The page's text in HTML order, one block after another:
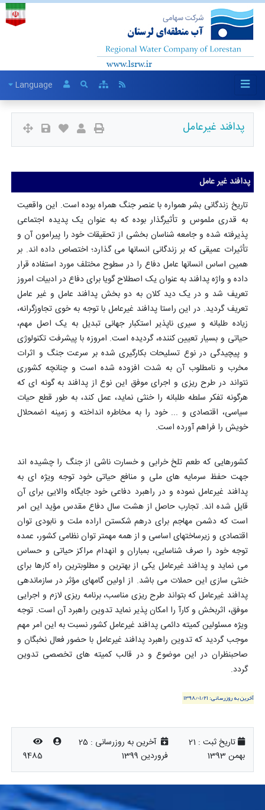
Language
پدافند غیرعامل
پدافند غیر عامل
تاریخ زندگانی بشر همواره با عنصر جنگ همراه بوده است. این واقعیت
به قدری ملموس و تأثیرگذار بوده که به عنوان یک پدیده اجتماعی
پذیرفته شده و جامعه شناسان بخشی از تحقیقات خود را پیرامون آن و
تأثیرات عمیقی که بر زندگانی انسانها می گذارد؛ اختصاص داده اند. بر
همین اساس انسانها عامل دفاع را در سطوح مختلف مورد استفاده قرار
داده و واژه پدافند به عنوان یک اصطلاح گویا برای دفاع در ادبیات امروز
تعریف شد و در یک دید کلان به دو بخش پدافند عامل و غیر عامل
تعریف گردید. در این راستا پدافند غیرعامل با توجه به خوی تجاوزگرانه،
زیاده طلبانه و سیری ناپذیر استکبار جهانی تبدیل به یک اصل مهم،
حیاتی و بسیار تعیین کننده، گردیده است. امروزه با پیشرفت تکنولوژی
و پیچیدگی در نوع تسلیحات بکارگیری شده بر سرعت جنگ و اثرات
مخرب و نامطلوب آن به شدت افزوده شده است و چنانچه کشوری
نتواند در طرح ریزی و اجرای موفق این نوع از پدافند به گونه ای که
هرگونه تفکر سلطه طلبانه را خنثی نماید، عمل کند، به طور قطع حیات
سیاسی، اقتصادی و ... خود را به مخاطره انداخته و زمینه اضمحلال
خویش را فراهم آورده است.
کشورهایی که طعم تلخ خرابی و خسارت ناشی از جنگ را چشیده اند
جهت حفظ سرمایه های ملی و منافع حیاتی خود توجه ویژه ای به
پدافند غیرعامل نموده و در راهبرد دفاعی خود جایگاه والایی برای آن
قایل شده اند. تجارب حاصل از هشت سال دفاع مقدس مؤید این امر
است که دشمن مهاجم برای درهم شکستن اراده ملت و نابودی توان
اقتصادی و زیرساختهای اساسی و از همه مهمتر توان نظامی کشور، عمده
توجه خود را صرف شناسایی، بمباران و انهدام مراکز حیاتی و حساس
می نماید و پدافند غیرعامل یکی از بهترین و مطلوبترین راه کارها برای
خنثی سازی این حملات می باشد. از اولین گامهای مؤثر در سازماندهی
پدافند غیرعامل که بتواند طرح ریزی مناسب، برنامه ریزی لازم و اجرایی
موفق، اثربخش و کارآ را امکان پذیر نماید تدوین راهبرد آن است. توجه
ویژه مسئولین کمیته دائمی پدافند غیرعامل کشور نسبت به این امر مهم
موجب گردید که تدوین راهبرد پدافند غیرعامل با حضور فعال نخبگان و
صاحبنظران در این موضوع و در قالب کمیته های تخصصی تدوین
گردد.
آخرین به روزرسانی: 1398/01/21
تاریخ ثبت : 21
بهمن 1393
آخرین به روزرسانی : 25
فروردین 1399
9485